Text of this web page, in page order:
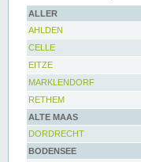
ALLER
AHLDEN
CELLE
EITZE
MARKLENDORF
RETHEM
ALTE MAAS
DORDRECHT
BODENSEE